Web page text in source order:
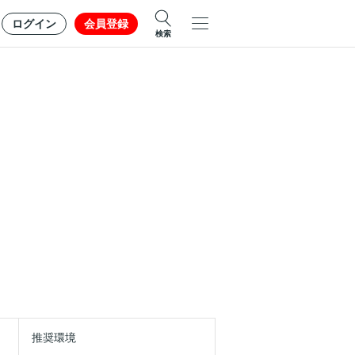
ログイン 会員登録
検索
推奨環境